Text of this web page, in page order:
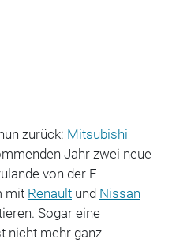
zurück: Mitsubishi
Jahr zwei neue
von der E-
mit Renaultund Nissan
Sogar eine
nicht mehr ganz